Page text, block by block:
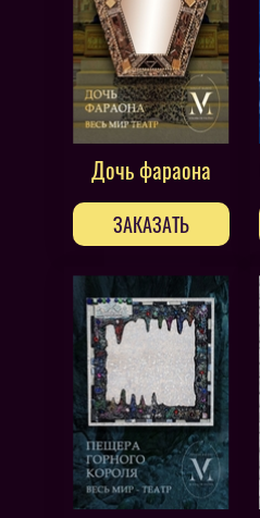
Дочь фараона
ЗАКАЗАТЬ